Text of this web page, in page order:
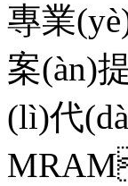
專業
案(àn)
(lì)代